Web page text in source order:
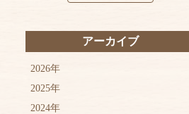
アーカイブ
2026年
2025年
2024年